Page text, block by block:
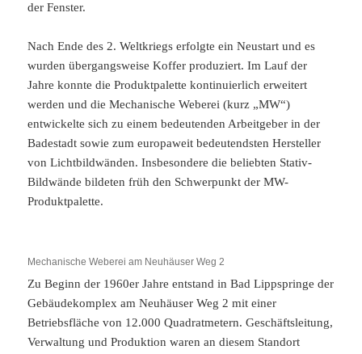
der Fenster.
Nach Ende des 2. Weltkriegs erfolgte ein Neustart und es
wurden übergangsweise Koffer produziert. Im Lauf der
Jahre konnte die Produktpalette kontinuierlich erweitert
werden und die Mechanische Weberei (kurz „MW“)
entwickelte sich zu einem bedeutenden Arbeitgeber in der
Badestadt sowie zum europaweit bedeutendsten Hersteller
von Lichtbildwänden. Insbesondere die beliebten Stativ-
Bildwände bildeten früh den Schwerpunkt der MW-
Produktpalette.
Mechanische Weberei am Neuhäuser Weg 2
Zu Beginn der 1960er Jahre entstand in Bad Lippspringe der
Gebäudekomplex am Neuhäuser Weg 2 mit einer
Betriebsfläche von 12.000 Quadratmetern. Geschäftsleitung,
Verwaltung und Produktion waren an diesem Standort